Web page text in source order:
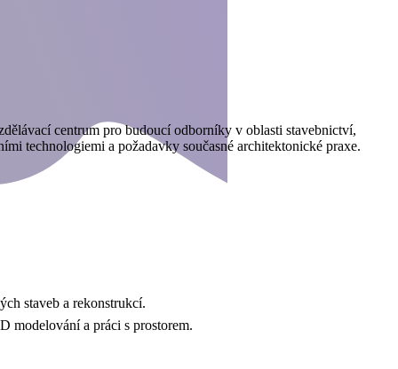
centrum pro budoucí odborníky v oblasti stavebnictví,
technologiemi a požadavky současné architektonické praxe.
staveb a rekonstrukcí.
modelování a práci s prostorem.